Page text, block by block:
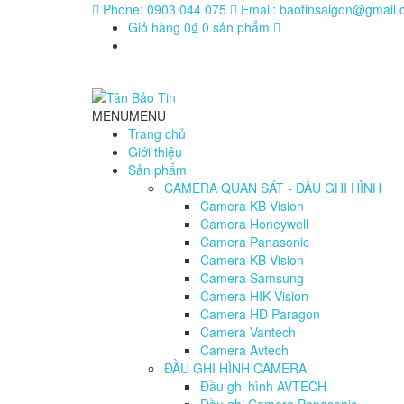
Phone: 0903 044 075 Email:
Giỏ hàng 0₫ 0 sản phẩm
MENUMENU
Trang chủ
Giới thiệu
Sản phẩm
CAMERA QUAN SÁT - ĐẦU GHI HÌNH
Camera KB Vision
Camera Honeywell
Camera Panasonic
Camera KB Vision
Camera Samsung
Camera HIK Vision
Camera HD Paragon
Camera Vantech
Camera Avtech
ĐẦU GHI HÌNH CAMERA
Đầu ghi hình AVTECH